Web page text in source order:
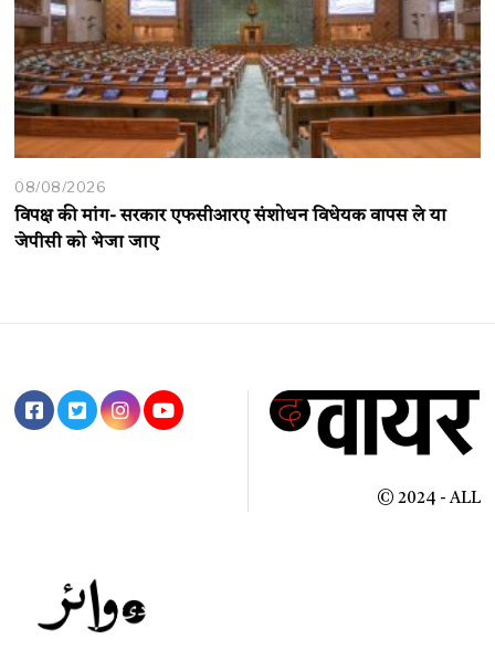
08/08/2026
विपक्ष की मांग- सरकार एफसीआरए संशोधन विधेयक वापस ले या
जेपीसी को भेजा जाए
© 2024 - ALL